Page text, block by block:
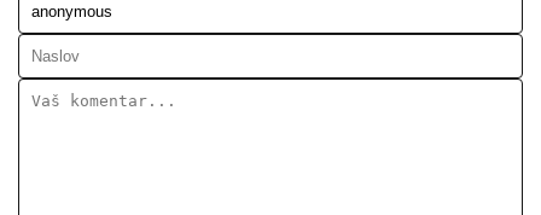
BRAKU, pa OPLELI po rijaliti